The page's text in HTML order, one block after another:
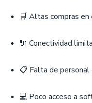
🛒 Altas compras
🔌 Conectividad
📋 Falta de personal
💻 Poco acceso a